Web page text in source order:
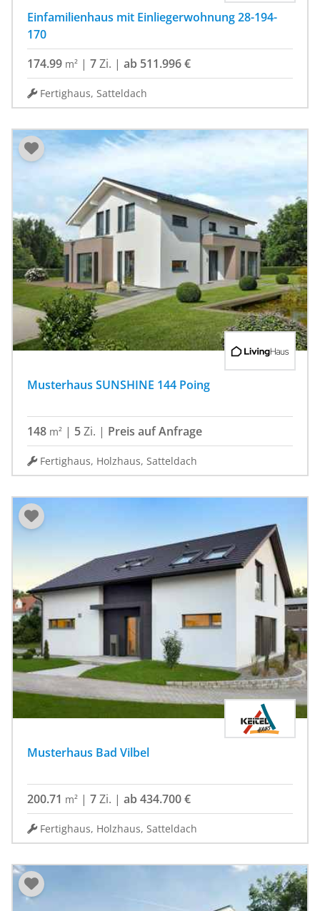
Einfamilienhaus mit Einliegerwohnung 28-194-
170
174.99 m² | 7Zi. | ab 511.996 €
Fertighaus, Satteldach
Musterhaus SUNSHINE 144 Poing
148 m² | 5Zi. | Preis auf Anfrage
Fertighaus, Holzhaus, Satteldach
Musterhaus Bad Vilbel
200.71 m² | 7Zi. | ab 434.700 €
Fertighaus, Holzhaus, Satteldach